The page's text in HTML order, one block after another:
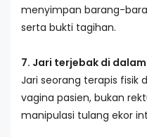
menyimpan barang-
serta bukti tagihan.
7. Jari terjebak di
Jari seorang terapis fisik
vagina pasien, bukan
manipulasi tulang ekor